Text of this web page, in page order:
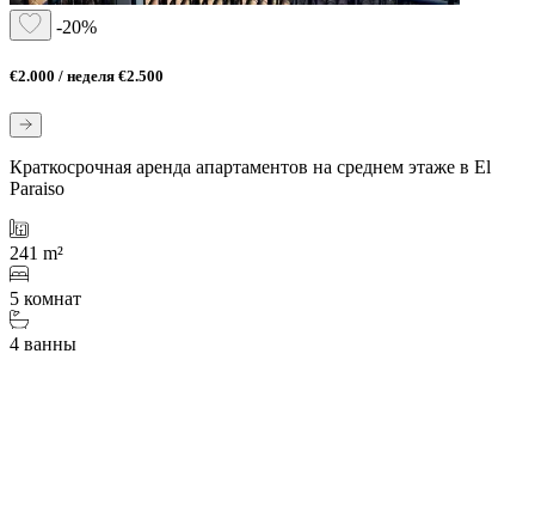
-20%
€2.000 / неделя €2.500
Краткосрочная аренда апартаментов на среднем этаже в El
Paraiso
241 m²
5 комнат
4 ванны